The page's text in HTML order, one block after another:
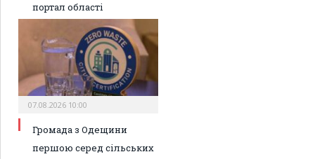
портал області
07.08.2026 10:00
Громада з Одещини
першою серед сільських